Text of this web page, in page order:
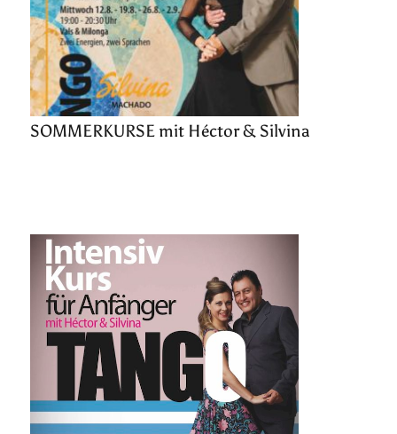
SOMMERKURSE mit Héctor & Silvina